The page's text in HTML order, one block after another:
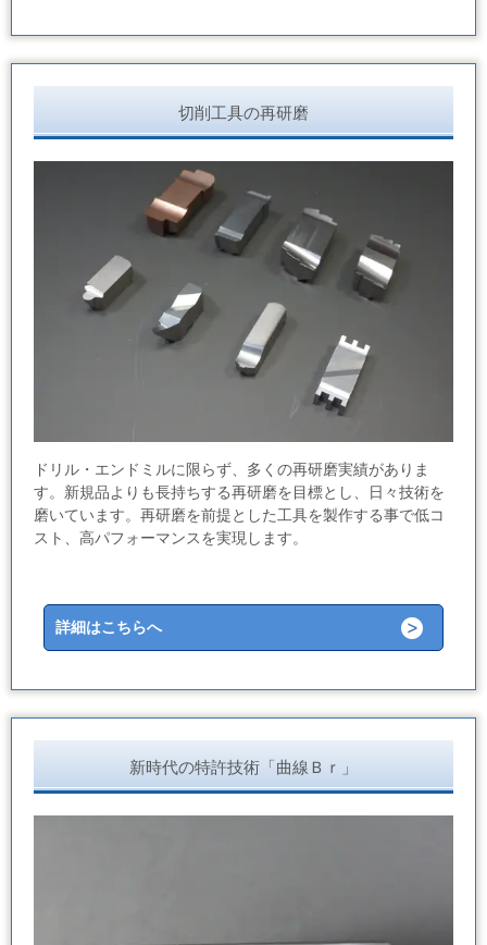
切削工具の再研磨
ドリル・エンドミルに限らず、多くの再研磨実績がありま
す。新規品よりも長持ちする再研磨を目標とし、日々技術を
磨いています。再研磨を前提とした工具を製作する事で低コ
スト、高パフォーマンスを実現します。
詳細はこちらへ
新時代の特許技術「曲線Ｂｒ」